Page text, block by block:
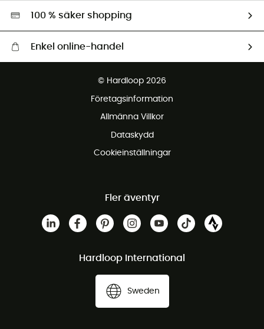
Miljöanpassat urval
100 % säker shopping
Enkel online-handel
Gratis retur inom 100 dagar
© Hardloop 2026
Företagsinformation
Allmänna Villkor
Dataskydd
Cookieinställningar
Fler äventyr
Hardloop International
Sweden